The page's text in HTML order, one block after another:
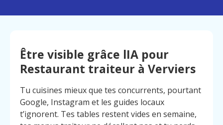
Être visible grâce lIA pour
Restaurant traiteur à Verviers
Tu cuisines mieux que tes concurrents, pourtant
Google, Instagram et les guides locaux
t’ignorent. Tes tables restent vides en semaine,